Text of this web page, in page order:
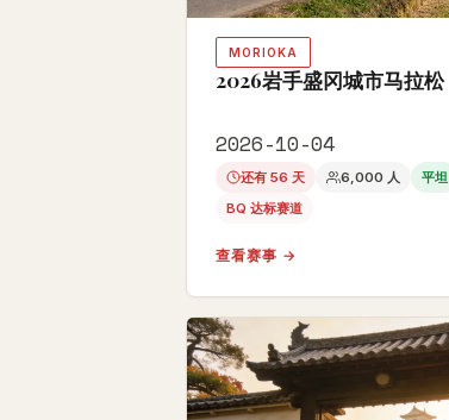
MORIOKA
2026岩手盛冈城市马拉松
2026-10-04
还有 56 天 6,000 人
平坦
BQ 达标赛道
查看赛事 →